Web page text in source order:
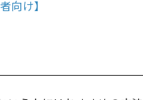
向け】